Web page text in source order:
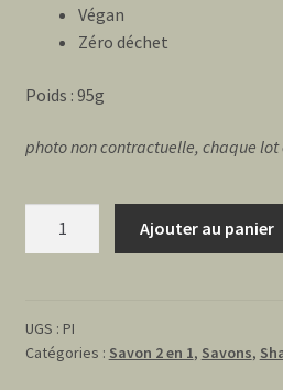
Végan
Zéro déchet
Poids : 95g
photo non contractuelle, chaque
2en1
-
Ajouter au panier
UGS : PI
Catégories : Savon 2 en 1, Savons,